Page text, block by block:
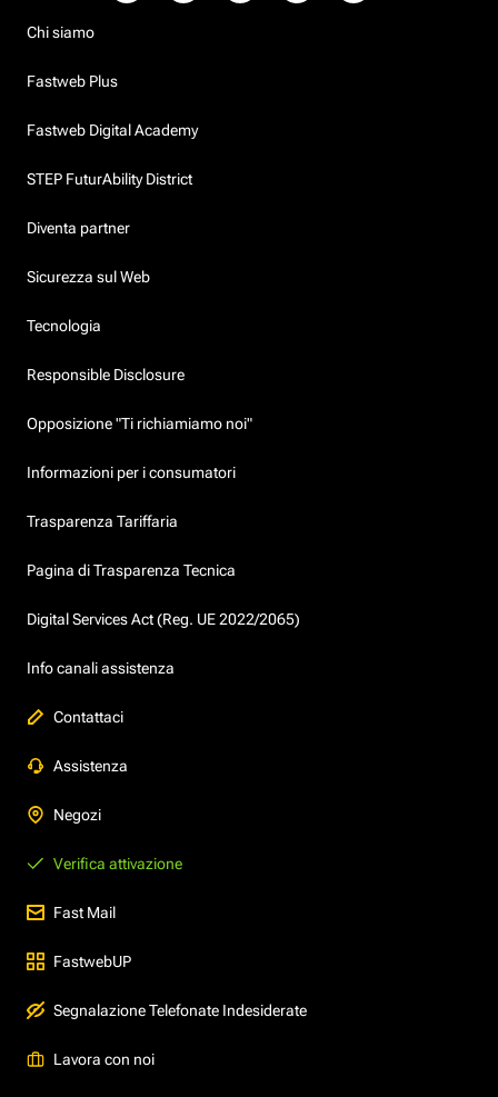
Chi siamo
Fastweb Plus
Fastweb Digital Academy
STEP FuturAbility District
Diventa partner
Sicurezza sul Web
Tecnologia
Responsible Disclosure
Opposizione "Ti richiamiamo noi"
Informazioni per i consumatori
Trasparenza Tariffaria
Pagina di Trasparenza Tecnica
Digital Services Act (Reg. UE 2022/2065)
Info canali assistenza
Contattaci
Assistenza
Negozi
Verifica attivazione
Fast Mail
FastwebUP
Segnalazione Telefonate Indesiderate
Lavora con noi